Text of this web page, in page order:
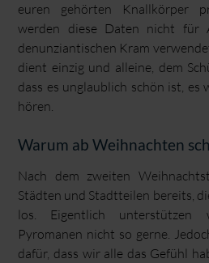
euren gehörten Knallkörper
werden diese Daten nicht für
denunziantischen Kram
dient einzig und alleine, dem
dass es unglaublich schön ist, es
hören.
Warum ab Weihnachten
Nach dem zweiten
Städten und Stadtteilen bereits,
los. Eigentlich unterstützen
Pyromanen nicht so gerne.
dafür, dass wir alle das Gefühl